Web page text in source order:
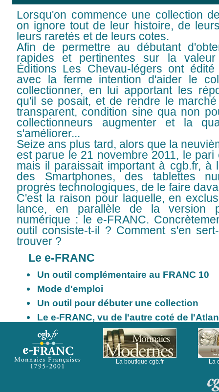
Lorsqu'on commence une collection
on ignore tout de leur histoire, de
leurs raretés et de leurs cotes.
Afin de permettre au débutant
rapides et pertinentes sur la
Éditions Les Chevau-légers ont
avec la ferme intention d'aider le
collectionner, en lui apportant les
qu'il se posait, et de rendre le
transparent, condition sine qua non
collectionneurs augmenter et la
s'améliorer...
Seize ans plus tard, alors que la
est parue le 21 novembre 2011, le
mais il paraissait important à cgb.fr, à
des Smartphones, des tablettes
progrès technologiques, de le faire
C'est la raison pour laquelle, en
lance, en parallèle de la version
numérique : le e-FRANC.
outil consiste-t-il ? Comment s'en
trouver ?
Le e-FRANC
Un outil complémentaire au FRANC 10
Mode d'emploi
Un outil pour débuter une collection
Le e-FRANC, vu de l'autre coté de
La boutique cgb.fr La